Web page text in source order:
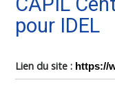
pour IDEL
Lien du site : https://